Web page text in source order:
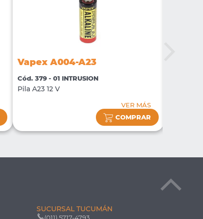
Vapex A004-A23
Cód. 379 - 01 INTRUSION
Pila A23 12 V
VER MÁS
COMPRAR
SUCURSAL TUCUMÁN
(011) 5717-4793